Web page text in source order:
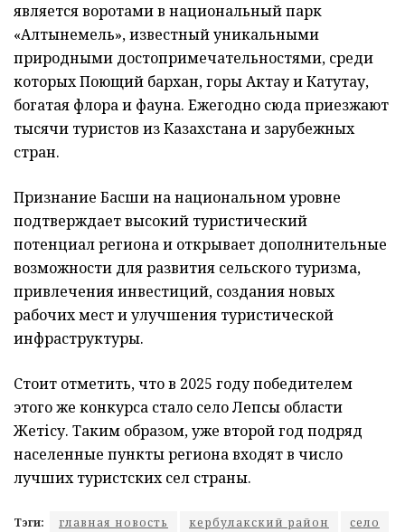
является воротами в национальный парк
«Алтынемель», известный уникальными
природными достопримечательностями, среди
которых Поющий бархан, горы Актау и Катутау,
богатая флора и фауна. Ежегодно сюда приезжают
тысячи туристов из Казахстана и зарубежных
стран.
Признание Басши на национальном уровне
подтверждает высокий туристический
потенциал региона и открывает дополнительные
возможности для развития сельского туризма,
привлечения инвестиций, создания новых
рабочих мест и улучшения туристической
инфраструктуры.
Стоит отметить, что в 2025 году победителем
этого же конкурса стало село Лепсы области
Жетісу. Таким образом, уже второй год подряд
населенные пункты региона входят в число
лучших туристских сел страны.
Тэги: главная новость кербулакский район
село